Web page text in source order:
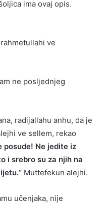
ima ovaj opis.
ve
ne posljednjeg
radijallahu anhu, da je
ve sellem, rekao
posude! Ne jedite iz
i srebro su za njih na
Muttefekun alejhi.
učenjaka, nije